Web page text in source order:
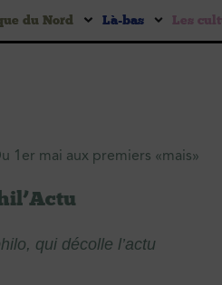
du Nord Là-bas Les
1er mai aux premiers «mais»
qui décolle l’actu